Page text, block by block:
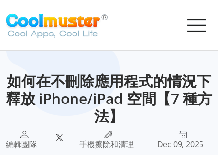
如何在不刪除應用程式的情況下
釋放 iPhone/iPad 空間【7 種方
法】
編輯團隊 手機擦除和清理 Dec 09, 2025